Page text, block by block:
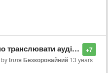
и её проверки до её
и 2 часа в выходные дни+7
аудіострім.
byІлля Безкоровайний 13 years